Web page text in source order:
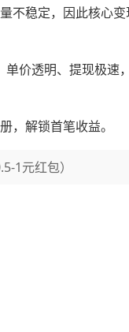
不稳定，因此核心
价透明、提现极速
，解锁首笔收益。
1元红包）